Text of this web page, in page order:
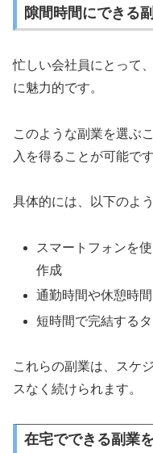
隙間時間にできる
忙しい会社員にとって
に魅力的です。
このような副業を選ぶ
入を得ることが可能です
具体的には、以下のよ
スマートフォンを
作成
通勤時間や休憩時
短時間で完結する
これらの副業は、スケ
スなく続けられます。
在宅でできる副業